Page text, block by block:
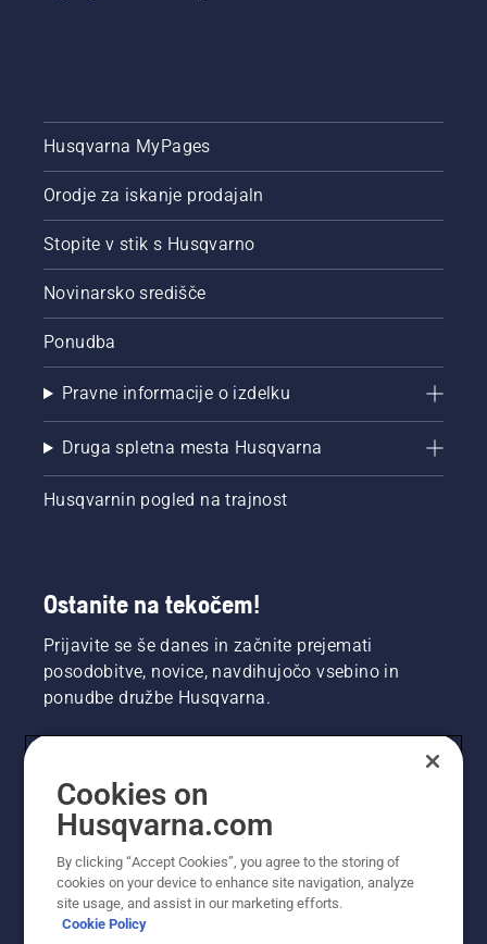
Husqvarna MyPages
Orodje za iskanje prodajaln
Stopite v stik s Husqvarno
Novinarsko središče
Ponudba
Pravne informacije o izdelku
Druga spletna mesta Husqvarna
Husqvarnin pogled na trajnost
Ostanite na tekočem!
Prijavite se še danes in začnite prejemati
posodobitve, novice, navdihujočo vsebino in
ponudbe družbe Husqvarna.
Cookies on
Husqvarna.com
By clicking “Accept Cookies”, you agree to the storing of
cookies on your device to enhance site navigation, analyze
site usage, and assist in our marketing efforts.
Cookie Policy